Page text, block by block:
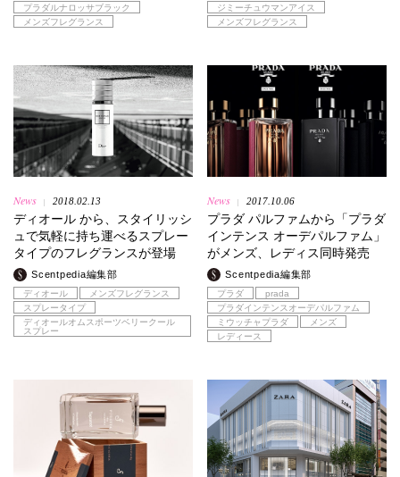
プラダルナロッサブラック
メンズフレグランス
ジミーチュウマンアイス
メンズフレグランス
News 2018.02.13
ディオール から、スタイリッシ
ュで気軽に持ち運べるスプレー
タイプのフレグランスが登場
Scentpedia編集部
ディオール
メンズフレグランス
スプレータイプ
ディオールオムスポーツベリークール
スプレー
News 2017.10.06
プラダ パルファムから「プラダ
インテンス オーデパルファム」
がメンズ、レディス同時発売
Scentpedia編集部
プラダ
prada
プラダインテンスオーデパルファム
ミウッチャプラダ
メンズ
レディース